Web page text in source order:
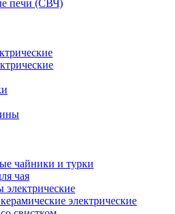
печи (СВЧ)
чайники и турки
чая
электрические
электрические